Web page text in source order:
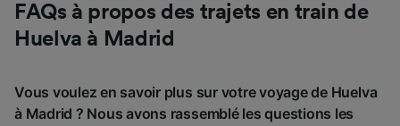
FAQs à propos des trajets en train de
Huelva à Madrid
Vous voulez en savoir plus sur votre voyage de Huelva
à Madrid ? Nous avons rassemblé les questions les